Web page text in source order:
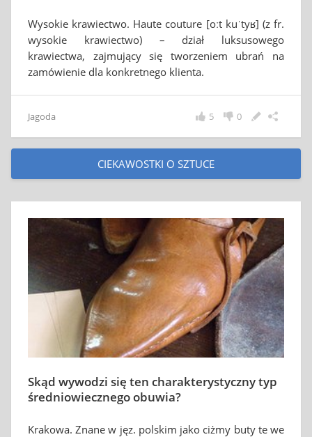
Wysokie krawiectwo. Haute couture [oːt kuˈtyʁ] (z fr.
wysokie krawiectwo) – dział luksusowego
krawiectwa, zajmujący się tworzeniem ubrań na
zamówienie dla konkretnego klienta.
Jagoda 0
5
CIEKAWOSTKI O SZTUCE
Skąd wywodzi się ten charakterystyczny typ
średniowiecznego obuwia?
Krakowa. Znane w jęz. polskim jako ciżmy buty te we